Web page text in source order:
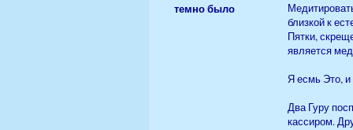
темно было
близкой к
Пятки,
является
Я есмь Это, и
Два Гуру
кассиром.